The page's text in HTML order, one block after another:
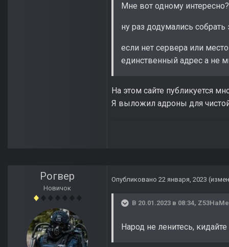
Мне вот одному
ну раз додумались
если нет сервера или
единственный адрес а не
На этом сайте публикуется
Я выложил адроны для
Рогвер
Новичок
Опубликовано 22 января, 2023
В 20.01.2023 в 08:34,
Народ не ленитесь,